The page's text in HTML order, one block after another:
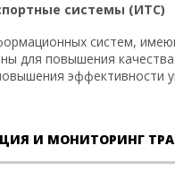
системы (ИТС)
систем,
для повышения
эффективности
И МОНИТОРИНГ